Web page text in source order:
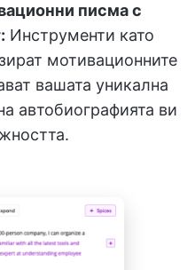
писма с
Инструменти като
мотивационните
вашата уникална
автобиографията ви